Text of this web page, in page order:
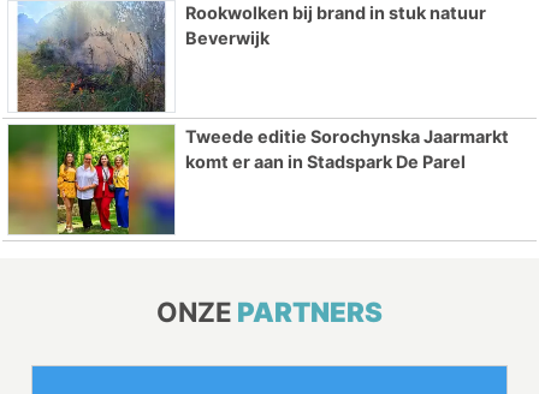
Rookwolken bij brand in stuk natuur
Beverwijk
Tweede editie Sorochynska Jaarmarkt
komt er aan in Stadspark De Parel
ONZE PARTNERS